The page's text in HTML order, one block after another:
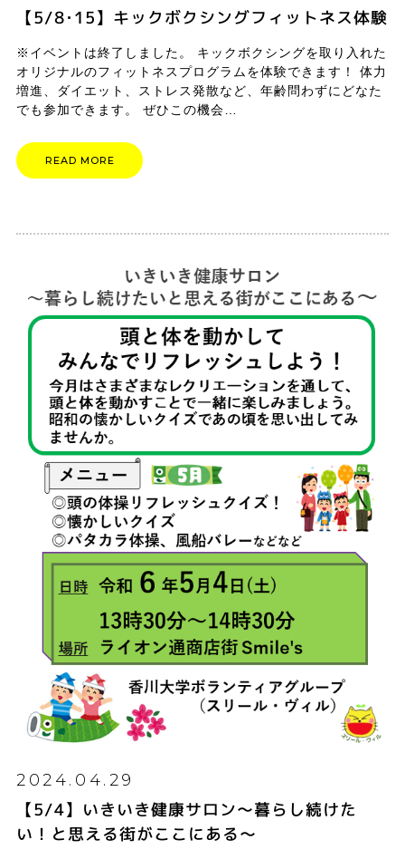
【5/8･15】キックボクシングフィットネス体験
※イベントは終了しました。 キックボクシングを取り入れた
オリジナルのフィットネスプログラムを体験できます！ 体力
増進、ダイエット、ストレス発散など、年齢問わずにどなた
でも参加できます。 ぜひこの機会…
READ MORE
2024.04.29
【5/4】いきいき健康サロン～暮らし続けた
い！と思える街がここにある～